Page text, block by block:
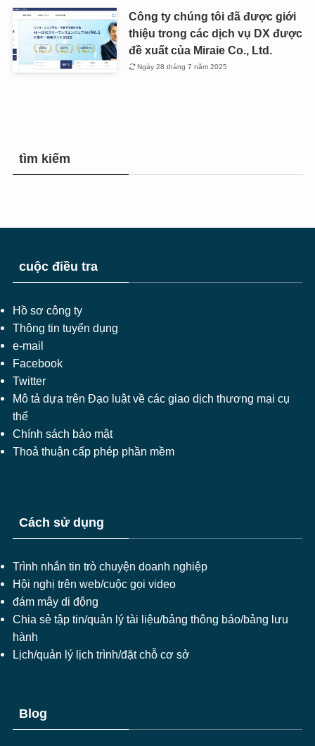
Công ty chúng tôi đã được giới
thiệu trong các dịch vụ DX được
đề xuất của Miraie Co., Ltd.
Ngày 28 tháng 7 năm 2025
tìm kiếm
cuộc điều tra
Hồ sơ công ty
Thông tin tuyển dụng
e-mail
Facebook
Twitter
Mô tả dựa trên Đạo luật về các giao dịch thương mại cụ
thể
Chính sách bảo mật
Thoả thuận cấp phép phần mềm
Cách sử dụng
Trình nhắn tin trò chuyện doanh nghiệp
Hội nghị trên web/cuộc gọi video
đám mây di động
Chia sẻ tập tin/quản lý tài liệu/bảng thông báo/bảng lưu
hành
Lịch/quản lý lịch trình/đặt chỗ cơ sở
Blog